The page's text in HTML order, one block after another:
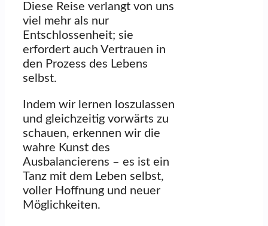
Diese Reise verlangt von uns
viel mehr als nur
Entschlossenheit; sie
erfordert auch Vertrauen in
den Prozess des Lebens
selbst.
Indem wir lernen loszulassen
und gleichzeitig vorwärts zu
schauen, erkennen wir die
wahre Kunst des
Ausbalancierens – es ist ein
Tanz mit dem Leben selbst,
voller Hoffnung und neuer
Möglichkeiten.